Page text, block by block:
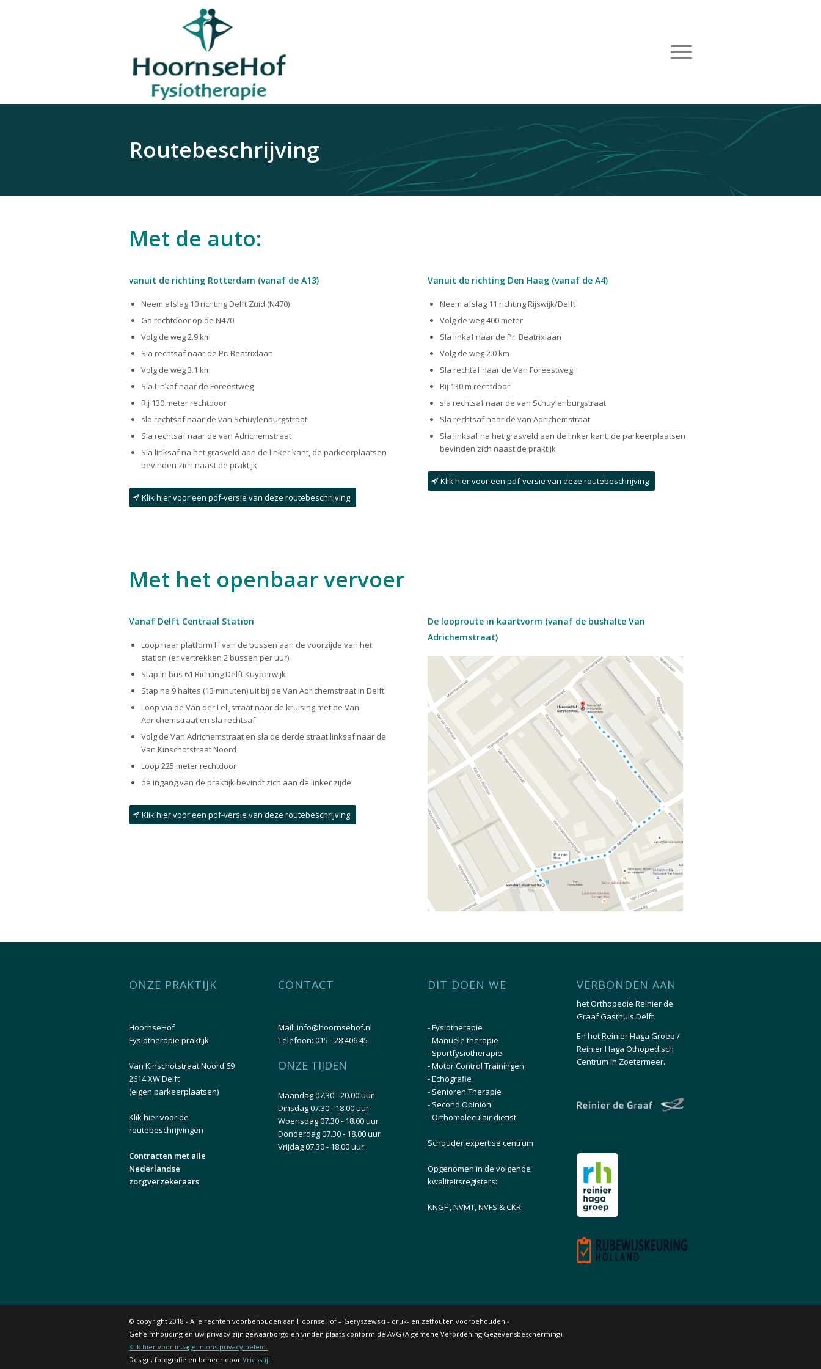
Routebeschrijving
Met de auto:
vanuit de richting Rotterdam (vanaf de A13)
Neem afslag 10 richting Delft Zuid (N470)
Ga rechtdoor op de N470
Volg de weg 2.9 km
Sla rechtsaf naar de Pr. Beatrixlaan
Volg de weg 3.1 km
Sla Linkaf naar de Foreestweg
Rij 130 meter rechtdoor
sla rechtsaf naar de van Schuylenburgstraat
Sla rechtsaf naar de van Adrichemstraat
Sla linksaf na het grasveld aan de linker kant, de parkeerplaatsen
bevinden zich naast de praktijk
Klik hier voor een pdf-versie van deze routebeschrijving
Vanuit de richting Den Haag (vanaf de A4)
Neem afslag 11 richting Rijswijk/Delft
Volg de weg 400 meter
Sla linkaf naar de Pr. Beatrixlaan
Volg de weg 2.0 km
Sla rechtaf naar de Van Foreestweg
Rij 130 m rechtdoor
sla rechtsaf naar de van Schuylenburgstraat
Sla rechtsaf naar de van Adrichemstraat
Sla linksaf na het grasveld aan de linker kant, de parkeerplaatsen
bevinden zich naast de praktijk
Klik hier voor een pdf-versie van deze routebeschrijving
Met het openbaar vervoer
Vanaf Delft Centraal Station
Loop naar platform H van de bussen aan de voorzijde van het
station (er vertrekken 2 bussen per uur)
Stap in bus 61 Richting Delft Kuyperwijk
Stap na 9 haltes (13 minuten) uit bij de Van Adrichemstraat in Delft
Loop via de Van der Lelijstraat naar de kruising met de Van
Adrichemstraat en sla rechtsaf
Volg de Van Adrichemstraat en sla de derde straat linksaf naar de
Van Kinschotstraat Noord
Loop 225 meter rechtdoor
de ingang van de praktijk bevindt zich aan de linker zijde
Klik hier voor een pdf-versie van deze routebeschrijving
De looproute in kaartvorm (vanaf de bushalte Van
Adrichemstraat)
ONZE PRAKTIJK
HoornseHof
Fysiotherapie praktijk
Van Kinschotstraat Noord 69
2614 XW Delft
(eigen parkeerplaatsen)
Klik hier voor de
routebeschrijvingen
Contracten met alle
Nederlandse
zorgverzekeraars
CONTACT
Mail:info@hoornsehof.nl
Telefoon:015 - 28 406 45
ONZE TIJDEN
Maandag 07.30 - 20.00 uur
Dinsdag 07.30 - 18.00 uur
Woensdag 07.30 - 18.00 uur
Donderdag 07.30 - 18.00 uur
Vrijdag 07.30 - 18.00 uur
DIT DOEN WE
-Fysiotherapie
-Manuele therapie
- Sportfysiotherapie
-Motor Control Trainingen
-Echografie
- Senioren Therapie
- Second Opinion
-Orthomoleculair diëtist
Schouder expertise centrum
Opgenomen in de volgende
kwaliteitsregisters:
KNGF ,NVMT,NVFS & CKR
VERBONDEN AAN
hetOrthopedie Reinier de
Graaf Gasthuis Delft
En hetReinier Haga Groep /
Reinier Haga Othopedisch
Centrum in Zoetermeer.
© copyright 2018 - Alle rechten voorbehouden aan HoornseHof – Geryszewski - druk- en zetfouten voorbehouden -
Geheimhouding en uw privacy zijn gewaarborgd en vinden plaats conform de AVG (Algemene Verordening Gegevensbescherming).
Klik hier voor inzage in ons privacy beleid.
Design, fotografie en beheer doorVriesstijl